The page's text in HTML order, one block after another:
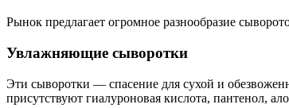
Рынок предлагает огромное разнообразие
Увлажняющие сыворотки
Эти сыворотки — спасение для сухой и
присутствуют гиалуроновая кислота, пантенол,